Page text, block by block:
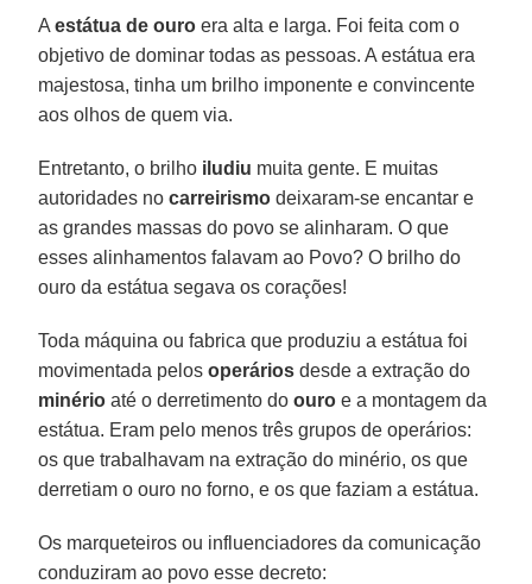
Aestátua de ouro era alta e larga. Foi feita com o
objetivo de dominar todas as pessoas. A estátua era
majestosa, tinha um brilho imponente e convincente
aos olhos de quem via.
Entretanto, o brilho iludiu muita gente. E muitas
autoridades nocarreirismo deixaram-se encantar e
as grandes massas do povo se alinharam. O que
esses alinhamentos falavam ao Povo? O brilho do
ouro da estátua segava os corações!
Toda máquina ou fabrica que produziu a estátua foi
movimentada pelosoperários desde a extração do
minério até o derretimento doouro e a montagem da
estátua. Eram pelo menos três grupos de operários:
os que trabalhavam na extração do minério, os que
derretiam o ouro no forno, e os que faziam a estátua.
Os marqueteiros ou influenciadores da comunicação
conduziram ao povo esse decreto: